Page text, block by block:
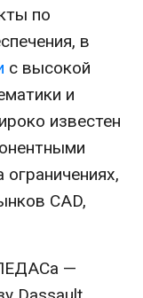
по
в
с высокой
и
известен
CAD,
—